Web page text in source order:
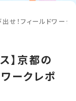
せ！フィールドワーク
】京都の
ークレポ